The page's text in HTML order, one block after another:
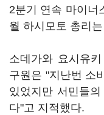
2분기 연속 마이너
월 하시모토 총리
소데가와 요시유
구원은 "지난번 소
있었지만 서민들
다"고 지적했다.